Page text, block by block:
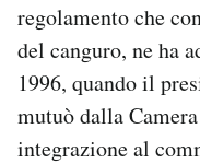
regolamento che
del canguro, ne ha
1996, quando il
mutuò dalla
integrazione al